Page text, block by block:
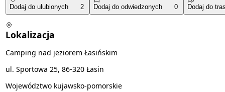
Dodaj do ulubionych 2 Dodaj do odwiedzonych 0 Dodaj do
Lokalizacja
Camping nad jeziorem Łasińskim
ul. Sportowa 25, 86-320 Łasin
Województwo kujawsko-pomorskie